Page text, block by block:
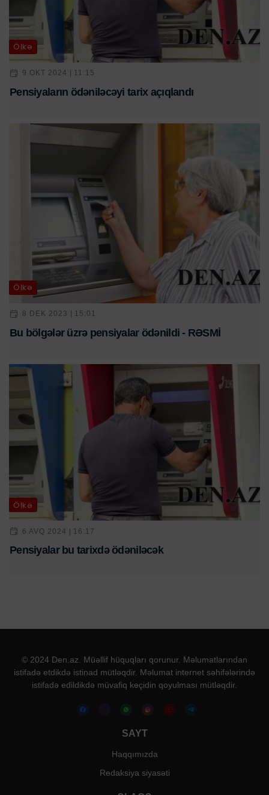
Ölkə
9 OKT 2024 | 11:15
Pensiyaların ödəniləcəyi tarix açıqlandı
Ölkə
8 DEK 2023 | 15:01
Bu bölgələr üzrə pensiyalar ödənildi - RƏSMİ
Ölkə
6 AVQ 2024 | 16:17
Pensiyalar bu tarixdə ödəniləcək
© 2024 Den.az. Müəllif hüquqları qorunur. Məlumatlarından
istifadə etdikdə istinad mütləqdir. Məlumat internet səhifələrində
istifadə edildikdə müvafiq keçidin qoyulması mütləqdir.
SAYT
Haqqımızda
Redaksiya siyasəti